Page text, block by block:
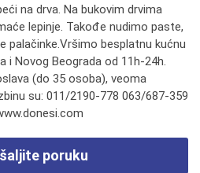
na drva. Na bukovim drvima
lepinje. Takođe nudimo paste,
palačinke.Vršimo besplatnu kućnu
i Novog Beograda od 11h-24h.
(do 35 osoba), veoma
su: 011/2190-778 063/687-359
poruku